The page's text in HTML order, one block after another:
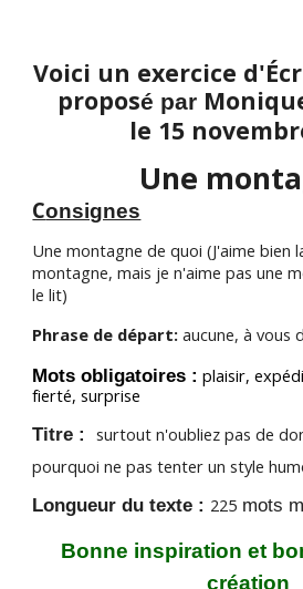
Voici un exercice
proposé par
le 15
Une
Consignes
Une montagne de quoi (J'aime bien
montagne, mais je n'aime pas une
le lit)
Phrase de départ:aucune, à vous
Mots obligatoires : plaisir,
fierté, surprise
Titre :surtout n'oubliez pas de
pourquoi ne pas tenter un style
Longueur du texte : 225 mots
Bonne inspiration et
création